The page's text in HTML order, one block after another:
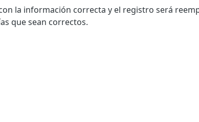
la información correcta y el registro será
que sean correctos.